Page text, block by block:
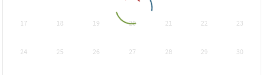
17 18 19 20 21 22 23
24 25 26 27 28 29 30